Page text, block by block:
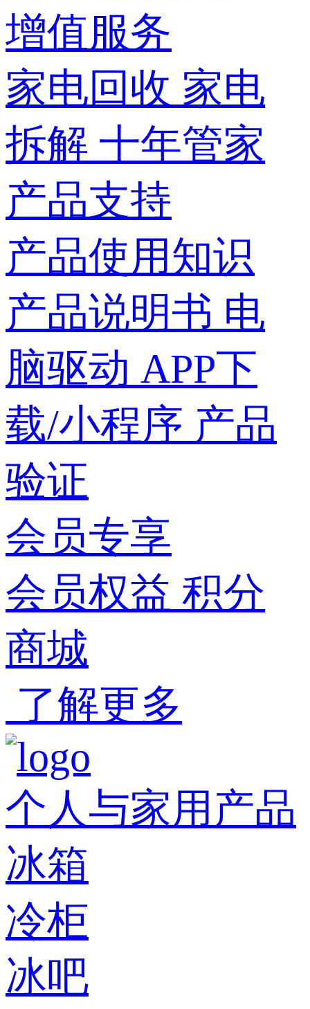
增值服务
家电回收 家电
拆解 十年管家
产品支持
产品使用知识
产品说明书 电
脑驱动 APP下
载/小程序 产品
验证
会员专享
会员权益 积分
商城
了解更多
个人与家用产品
冰箱
冷柜
冰吧